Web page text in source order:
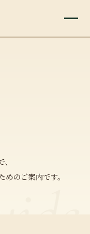
のご案内です。